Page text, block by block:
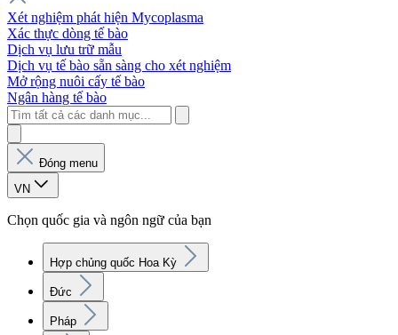
Xét nghiệm phát hiện Mycoplasma
Xác thực dòng tế bào
Dịch vụ lưu trữ mẫu
Dịch vụ tế bào sẵn sàng cho xét nghiệm
Mở rộng nuôi cấy tế bào
Ngân hàng tế bào
Đóng menu
VN
Chọn quốc gia và ngôn ngữ của bạn
Hợp chủng quốc Hoa Kỳ
Đức
Pháp